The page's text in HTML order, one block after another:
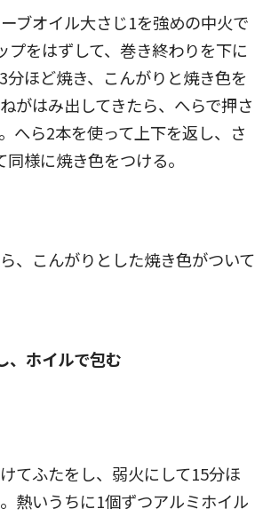
ブオイル大さじ1を強めの中火で
プをはずして、巻き終わりを下に
分ほど焼き、こんがりと焼き色を
がはみ出してきたら、へらで押さ
へら2本を使って上下を返し、さ
様に焼き色をつける。
、こんがりとした焼き色がついて
、ホイルで包む
てふたをし、弱火にして15分ほ
熱いうちに1個ずつアルミホイル